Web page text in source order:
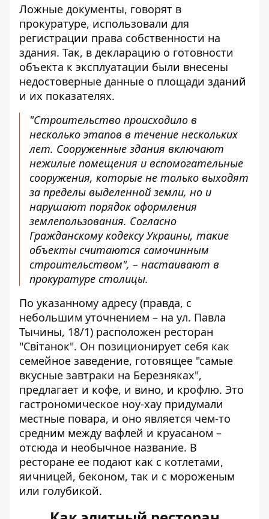
Ложные документы, говорят в
прокуратуре, использовали для
регистрации права собственности на
здания. Так, в декларацию о готовности
объекта к эксплуатации были внесены
недостоверные данные о площади зданий
и их показателях.
"Строительство происходило в
несколько этапов в течение нескольких
лет. Сооруженные здания включают
нежилые помещения и вспомогательные
сооружения, которые не только выходят
за пределы выделенной земли, но и
нарушают порядок оформления
землепользования. Согласно
Гражданскому кодексу Украины, такие
объекты считаются самочинным
строительством", – настаивают в
прокуратуре столицы.
По указанному адресу (правда, с
небольшим уточнением – на ул. Павла
Тычины, 18/1) расположен ресторан
"Світанок". Он позиционирует себя как
семейное заведение, готовящее "самые
вкусные завтраки на Березняках",
предлагает и кофе, и вино, и крофлю. Это
гастрономическое ноу-хау придумали
местные повара, и оно является чем-то
средним между вафлей и круасаном –
отсюда и необычное название. В
ресторане ее подают как с котлетами,
яичницей, беконом, так и с мороженым
или голубикой.